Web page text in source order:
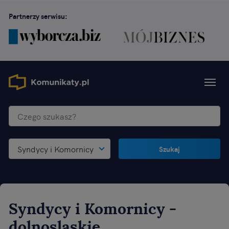
Partnerzy serwisu:
Syndycy i Komornicy Szukaj
Syndycy i Komornicy -